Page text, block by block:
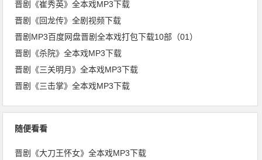
晋剧《崔秀英》全本戏MP3下载
晋剧《回龙传》全剧视频下载
晋剧MP3百度网盘晋剧全本戏打包下载10部（01）
晋剧《杀院》全本戏MP3下载
晋剧《三关明月》全本戏MP3下载
晋剧《三击掌》全本戏MP3下载
随便看看
晋剧《大刀王怀女》全本戏MP3下载